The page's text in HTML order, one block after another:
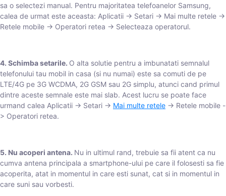
sa o selectezi manual. Pentru majoritatea telefoanelor Samsung,
calea de urmat este aceasta: Aplicatii -> Setari -> Mai multe retele ->
Retele mobile -> Operatori retea -> Selecteaza operatorul.
4. Schimba setarile. O alta solutie pentru a imbunatati semnalul
telefonului tau mobil in casa (si nu numai) este sa comuti de pe
LTE/4G pe 3G WCDMA, 2G GSM sau 2G simplu, atunci cand primul
dintre aceste semnale este mai slab. Acest lucru se poate face
urmand calea Aplicatii -> Setari -> Mai multe retele -> Retele mobile -
> Operatori retea.
5. Nu acoperi antena. Nu in ultimul rand, trebuie sa fii atent ca nu
cumva antena principala a smartphone-ului pe care il folosesti sa fie
acoperita, atat in momentul in care esti sunat, cat si in momentul in
care suni sau vorbesti.